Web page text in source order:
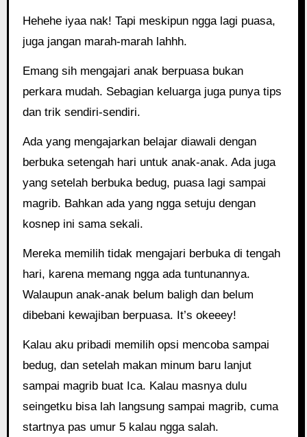
Hehehe iyaa nak! Tapi meskipun ngga lagi puasa,
juga jangan marah-marah lahhh.
Emang sih mengajari anak berpuasa bukan
perkara mudah. Sebagian keluarga juga punya tips
dan trik sendiri-sendiri.
Ada yang mengajarkan belajar diawali dengan
berbuka setengah hari untuk anak-anak. Ada juga
yang setelah berbuka bedug, puasa lagi sampai
magrib. Bahkan ada yang ngga setuju dengan
kosnep ini sama sekali.
Mereka memilih tidak mengajari berbuka di tengah
hari, karena memang ngga ada tuntunannya.
Walaupun anak-anak belum baligh dan belum
dibebani kewajiban berpuasa. It’s okeeey!
Kalau aku pribadi memilih opsi mencoba sampai
bedug, dan setelah makan minum baru lanjut
sampai magrib buat Ica. Kalau masnya dulu
seingetku bisa lah langsung sampai magrib, cuma
startnya pas umur 5 kalau ngga salah.